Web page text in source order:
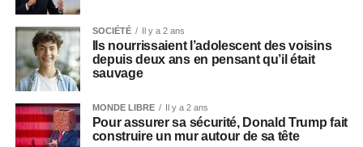
SOCIÉTÉ Il y a 2 ans
Ils nourrissaient l’adolescent des voisins
depuis deux ans en pensant qu’il était
sauvage
MONDE LIBRE Il y a 2 ans
Pour assurer sa sécurité, Donald Trump fait
construire un mur autour de sa tête